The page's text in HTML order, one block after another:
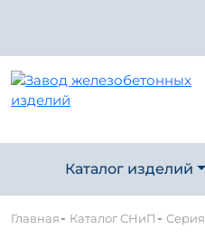
Каталог изделий
Главная- Каталог СНиП - Серия